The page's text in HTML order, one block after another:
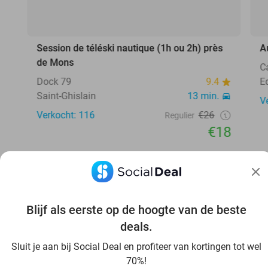
Blijf als eerste op de hoogte van de beste
deals.
Sluit je aan bij Social Deal en profiteer van kortingen tot wel
70%!
Session de téléski nautique (1h ou 2h) près
de Mons
Dock 79
9.4
Saint-Ghislain
13 min.
Verkocht: 116
Regulier €26
€18
Ontdek nog meer voordeel in jouw omgeving